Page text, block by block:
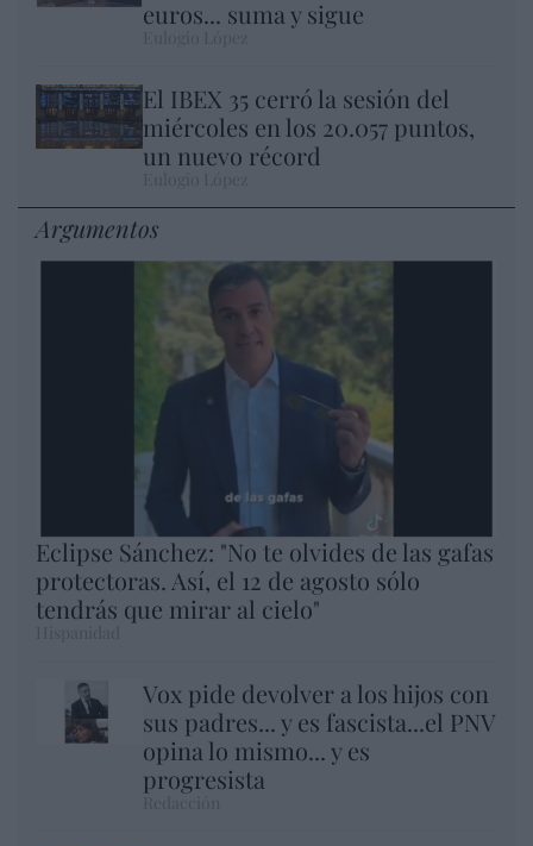
euros... suma y sigue
El IBEX 35 cerró la sesión del
miércoles en los 20.057 puntos,
un nuevo récord
Argumentos
Eclipse Sánchez: "No te olvides de las gafas
protectoras. Así, el 12 de agosto sólo
tendrás que mirar al cielo"
Vox pide devolver a los hijos con
sus padres... y es fascista...el PNV
opina lo mismo... y es
progresista